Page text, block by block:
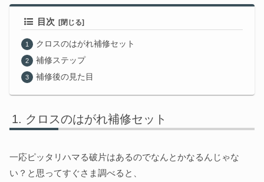
目次
クロスのはがれ補修セット
補修ステップ
補修後の見た目
クロスのはがれ補修セット
一応ピッタリハマる破片はあるのでなんとかなるんじゃな
い？と思ってすぐさま調べると、